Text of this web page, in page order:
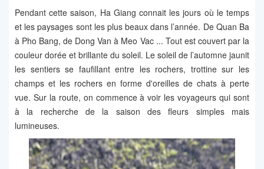
Pendant cette saison, Ha Giang connait les jours où le temps
et les paysages sont les plus beaux dans l’année. De Quan Ba
à Pho Bang, de Dong Van à Meo Vac ... Tout est couvert par la
couleur dorée et brillante du soleil. Le soleil de l’automne jaunit
les sentiers se faufillant entre les rochers, trottine sur les
champs et les rochers en forme d'oreilles de chats à perte
vue. Sur la route, on commence à voir les voyageurs qui sont
à la recherche de la saison des fleurs simples mais
lumineuses.